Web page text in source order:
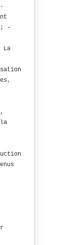
; -
La